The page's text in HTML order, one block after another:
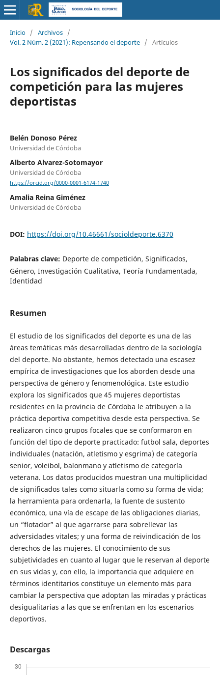
Inicio / Archivos /
Vol. 2 Núm. 2 (2021): Repensando el deporte / Artículos
Los significados del deporte de
competición para las mujeres
deportistas
Belén Donoso Pérez
Universidad de Córdoba
Alberto Alvarez-Sotomayor
Universidad de Córdoba
https://orcid.org/0000-0001-6174-1740
Amalia Reina Giménez
Universidad de Córdoba
DOI: https://doi.org/10.46661/socioldeporte.6370
Palabras clave: Deporte de competición, Significados,
Género, Investigación Cualitativa, Teoría Fundamentada,
Identidad
Resumen
El estudio de los significados del deporte es una de las
áreas temáticas más desarrolladas dentro de la sociología
del deporte. No obstante, hemos detectado una escasez
empírica de investigaciones que los aborden desde una
perspectiva de género y fenomenológica. Este estudio
explora los significados que 45 mujeres deportistas
residentes en la provincia de Córdoba le atribuyen a la
práctica deportiva competitiva desde esta perspectiva. Se
realizaron cinco grupos focales que se conformaron en
función del tipo de deporte practicado: futbol sala, deportes
individuales (natación, atletismo y esgrima) de categoría
senior, voleibol, balonmano y atletismo de categoría
veterana. Los datos producidos muestran una multiplicidad
de significados tales como situarla como su forma de vida;
la herramienta para ordenarla, la fuente de sustento
económico, una vía de escape de las obligaciones diarias,
un “flotador” al que agarrarse para sobrellevar las
adversidades vitales; y una forma de reivindicación de los
derechos de las mujeres. El conocimiento de sus
subjetividades en cuanto al lugar que le reservan al deporte
en sus vidas y, con ello, la importancia que adquiere en
términos identitarios constituye un elemento más para
cambiar la perspectiva que adoptan las miradas y prácticas
desigualitarias a las que se enfrentan en los escenarios
deportivos.
Descargas